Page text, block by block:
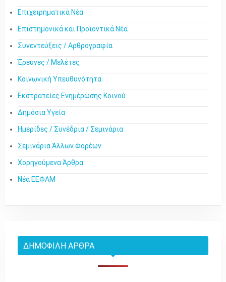
Επιχειρηματικά Νέα
Επιστημονικά και Προϊοντικά Νέα
Συνεντεύξεις / Αρθρογραφία
Έρευνες / Μελέτες
Κοινωνική Υπευθυνότητα
Εκστρατείες Ενημέρωσης Κοινού
Δημόσια Υγεία
Ημερίδες / Συνέδρια / Σεμινάρια
Σεμινάρια Άλλων Φορέων
Χορηγούμενα Άρθρα
Νέα ΕΕΦΑΜ
ΔΗΜΟΦΙΛΉ ΆΡΘΡΑ